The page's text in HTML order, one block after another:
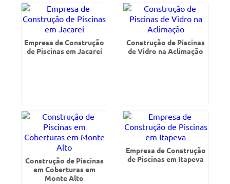
Empresa de Construção
de Piscinas em Jacareí
Construção de Piscinas
de Vidro na Aclimação
Construção de Piscinas
em Coberturas em
Monte Alto
Empresa de Construção
de Piscinas em Itapeva